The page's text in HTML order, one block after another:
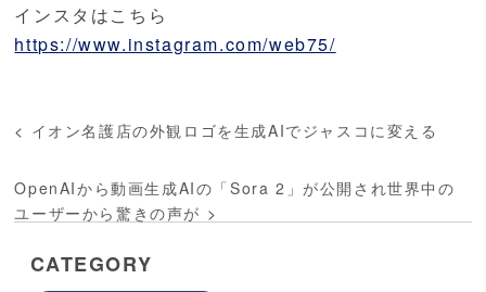
インスタはこちら
https://www.instagram.com/web75/
< イオン名護店の外観ロゴを生成AIでジャスコに変える
OpenAIから動画生成AIの「Sora 2」が公開され世界中の
ユーザーから驚きの声が >
CATEGORY